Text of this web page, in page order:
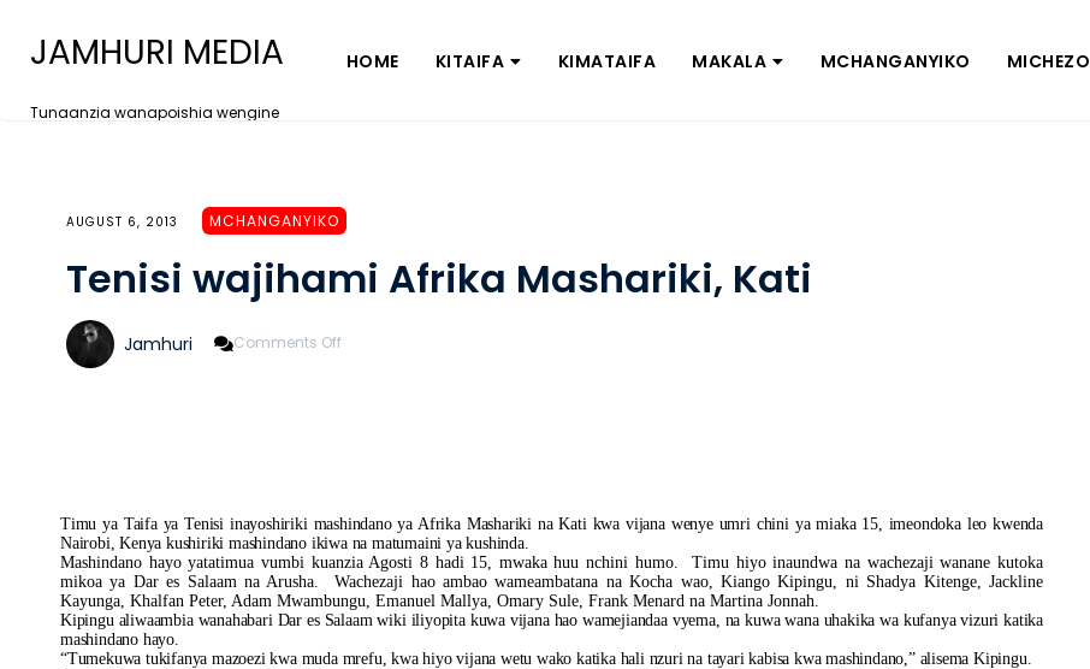
JAMHURI MEDIA
Tunaanzia wanapoishia wengine
HOME KITAIFA KIMATAIFA MAKALA MCHANGANYIKO MICHEZO
AUGUST 6, 2013 MCHANGANYIKO
Tenisi wajihami Afrika Mashariki, Kati
Jamhuri Comments Off
Timu ya Taifa ya Tenisi inayoshiriki mashindano ya Afrika Mashariki na Kati kwa vijana wenye umri chini ya miaka 15, imeondoka leo kwenda
Nairobi, Kenya kushiriki mashindano ikiwa na matumaini ya kushinda.
Mashindano hayo yatatimua vumbi kuanzia Agosti 8 hadi 15, mwaka huu nchini humo. Timu hiyo inaundwa na wachezaji wanane kutoka
mikoa ya Dar es Salaam na Arusha. Wachezaji hao ambao wameambatana na Kocha wao, Kiango Kipingu, ni Shadya Kitenge, Jackline
Kayunga, Khalfan Peter, Adam Mwambungu, Emanuel Mallya, Omary Sule, Frank Menard na Martina Jonnah.
Kipingu aliwaambia wanahabari Dar es Salaam wiki iliyopita kuwa vijana hao wamejiandaa vyema, na kuwa wana uhakika wa kufanya vizuri katika
mashindano hayo.
“Tumekuwa tukifanya mazoezi kwa muda mrefu, kwa hiyo vijana wetu wako katika hali nzuri na tayari kabisa kwa mashindano,” alisema Kipingu.